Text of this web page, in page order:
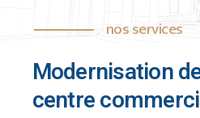
nos services
Modernisation
centre